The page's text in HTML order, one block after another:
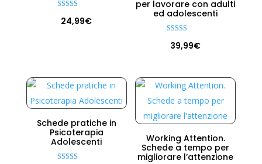
4.75
su 5
24,99€
per lavorare con adulti
ed adolescenti
5.00
su 5
39,99€
Schede pratiche in
Psicoterapia
Adolescenti
Working Attention.
Schede a tempo per
migliorare l’attenzione